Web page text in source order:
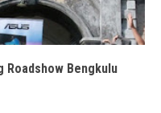
Roadshow Bengkulu